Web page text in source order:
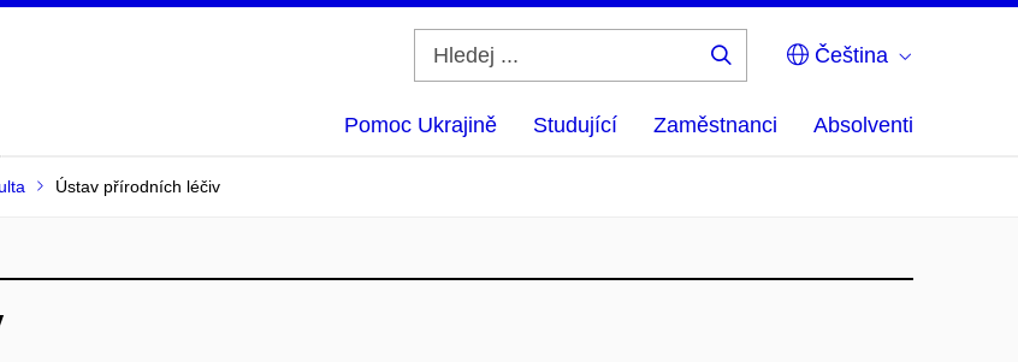
Čeština
Pomoc Ukrajině Studující Zaměstnanci Absolventi
Ústav přírodních léčiv